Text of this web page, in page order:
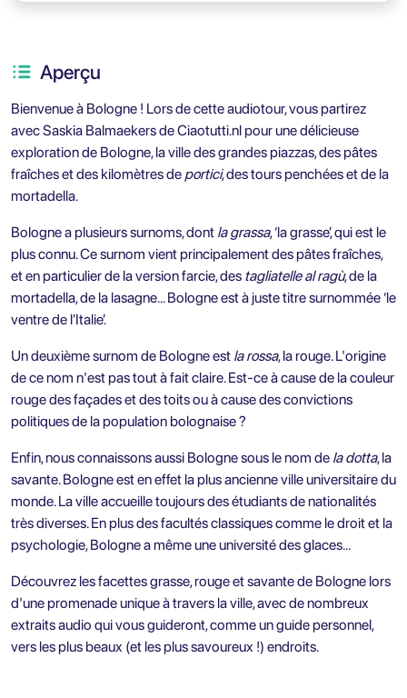
Aperçu
Bienvenue à Bologne ! Lors de cette audiotour, vous partirez
avec Saskia Balmaekers deCiaotutti.nlpour une délicieuse
exploration de Bologne, la ville des grandes piazzas, des pâtes
fraîches et des kilomètres de portici, des tours penchées et de la
mortadella.
Bologne a plusieurs surnoms, dont la grassa, ‘la grasse’, qui est le
plus connu. Ce surnom vient principalement des pâtes fraîches,
et en particulier de la version farcie, des tagliatelle al ragù, de la
mortadella, de la lasagne… Bologne est à juste titre surnommée ‘le
ventre de l’Italie’.
Un deuxième surnom de Bologne est la rossa, la rouge. L'origine
de ce nom n'est pas tout à fait claire. Est-ce à cause de la couleur
rouge des façades et des toits ou à cause des convictions
politiques de la population bolognaise ?
Enfin, nous connaissons aussi Bologne sous le nom de la dotta, la
savante. Bologne est en effet la plus ancienne ville universitaire du
monde. La ville accueille toujours des étudiants de nationalités
très diverses. En plus des facultés classiques comme le droit et la
psychologie, Bologne a même une université des glaces…
Découvrez les facettes grasse, rouge et savante de Bologne lors
d'une promenade unique à travers la ville, avec de nombreux
extraits audio qui vous guideront, comme un guide personnel,
vers les plus beaux (et les plus savoureux !) endroits.